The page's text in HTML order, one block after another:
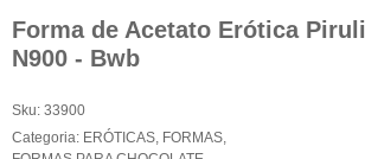
Forma de Acetato Erótica
N900 - Bwb
Sku: 33900
Categoria: ERÓTICAS FORMAS